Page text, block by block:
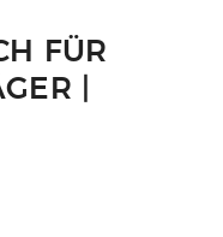
FÜR
|